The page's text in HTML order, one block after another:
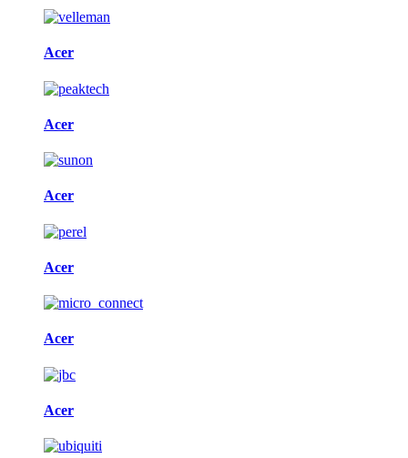
Acer
Acer
Acer
Acer
Acer
Acer